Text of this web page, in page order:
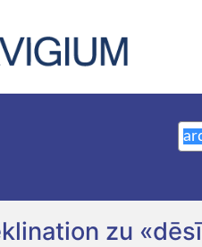
zu